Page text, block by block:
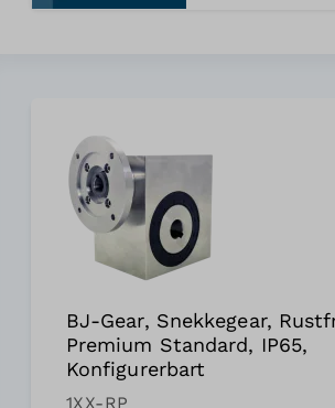
BJ-Gear, Snekkegear,
Premium Standard, IP65,
Konfigurerbart
1XX-RP